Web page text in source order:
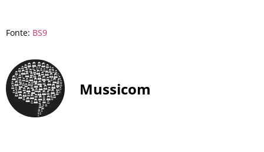
Fonte: BS9
Mussicom